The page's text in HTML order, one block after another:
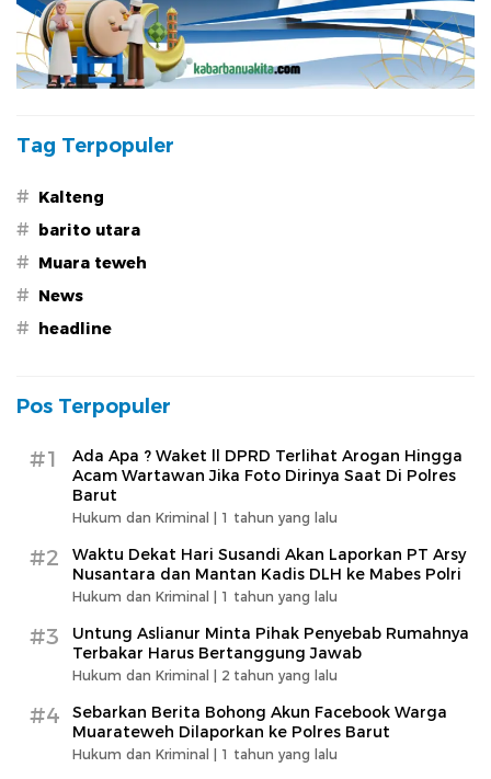
Tag Terpopuler
# Kalteng
# barito utara
# Muara teweh
# News
# headline
Pos Terpopuler
#1
Ada Apa ? Waket ll DPRD Terlihat Arogan Hingga
Acam Wartawan Jika Foto Dirinya Saat Di Polres
Barut
Hukum dan Kriminal | 1 tahun yang lalu
#2
Waktu Dekat Hari Susandi Akan Laporkan PT Arsy
Nusantara dan Mantan Kadis DLH ke Mabes Polri
Hukum dan Kriminal | 1 tahun yang lalu
#3
Untung Aslianur Minta Pihak Penyebab Rumahnya
Terbakar Harus Bertanggung Jawab
Hukum dan Kriminal | 2 tahun yang lalu
#4
Sebarkan Berita Bohong Akun Facebook Warga
Muarateweh Dilaporkan ke Polres Barut
Hukum dan Kriminal | 1 tahun yang lalu